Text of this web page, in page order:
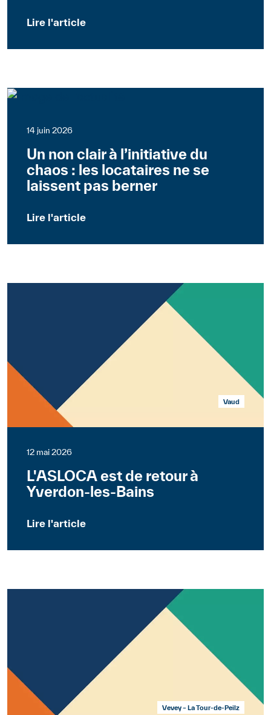
Lire l'article
14 juin 2026
Un non clair à l’initiative du
chaos : les locataires ne se
laissent pas berner
Lire l'article
Vaud
12 mai 2026
L'ASLOCA est de retour à
Yverdon-les-Bains
Lire l'article
Vevey – La Tour-de-Peilz